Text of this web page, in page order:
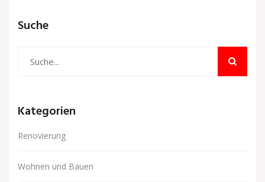
Suche
Kategorien
Renovierung
Wohnen und Bauen